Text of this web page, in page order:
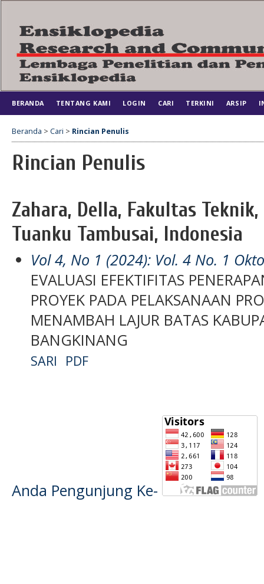
BERANDA TENTANG KAMI LOGIN CARI TERKINI ARSIP
Beranda > Cari > Rincian Penulis
Rincian Penulis
Zahara, Della, Fakultas
Tuanku Tambusai, Indonesia
Vol 4, No 1 (2024): Vol. 4 No. 1
EVALUASI EFEKTIFITAS
PROYEK PADA PELAKSANAAN
MENAMBAH LAJUR BATAS
BANGKINANG
SARI PDF
Anda Pengunjung Ke-